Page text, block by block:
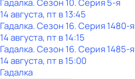
Гадалка. Сезон 10. Серия 5-я
14 августа, пт в 13:45
Гадалка. Сезон 16. Серия 1480-я
14 августа, пт в 14:15
Гадалка. Сезон 16. Серия 1485-я
14 августа, пт в 15:00
Гадалка